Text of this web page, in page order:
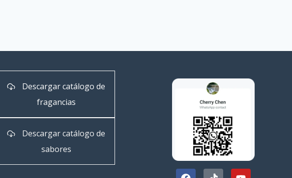
Descargar catálogo de
fragancias
Descargar catálogo de
sabores